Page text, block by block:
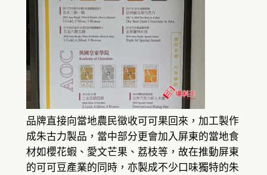
品牌直接向當地農民徵收可可果回來，加工製作
成朱古力製品，當中部分更會加入屏東的當地食
材如櫻花蝦、愛文芒果、荔枝等，故在推動屏東
的可可豆產業的同時，亦製成不少口味獨特的朱